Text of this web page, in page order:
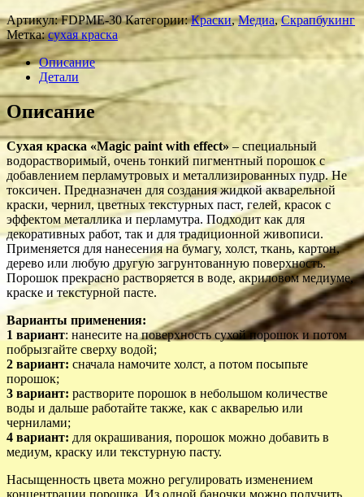
Артикул:FDPME-30 Категории:Краски,Медиа,Скрапбукинг
Метка:сухая краска
Описание
Детали
Описание
Сухая краска «Magic paint with effect»– специальный
водорастворимый, очень тонкий пигментный порошок с
добавлением перламутровых и металлизированных пудр. Не
токсичен. Предназначен для создания жидкой акварельной
краски, чернил, цветных текстурных паст, гелей, красок с
эффектом металлика и перламутра. Подходит как для
декоративных работ, так и для традиционной живописи.
Применяется для нанесения на бумагу, холст, ткань, картон,
дерево или любую другую загрунтованную поверхность.
Порошок прекрасно растворяется в воде, акриловом медиуме,
краске и текстурной пасте.
Варианты применения:
1 вариант: нанесите на поверхность сухой порошок и потом
побрызгайте сверху водой;
2 вариант: сначала намочите холст, а потом посыпьте
порошок;
3 вариант: растворите порошок в небольшом количестве
воды и дальше работайте также, как с акварелью или
чернилами;
4 вариант: для окрашивания, порошок можно добавить в
медиум, краску или текстурную пасту.
Насыщенность цвета можно регулировать изменением
концентрации порошка. Из одной баночки можно получить